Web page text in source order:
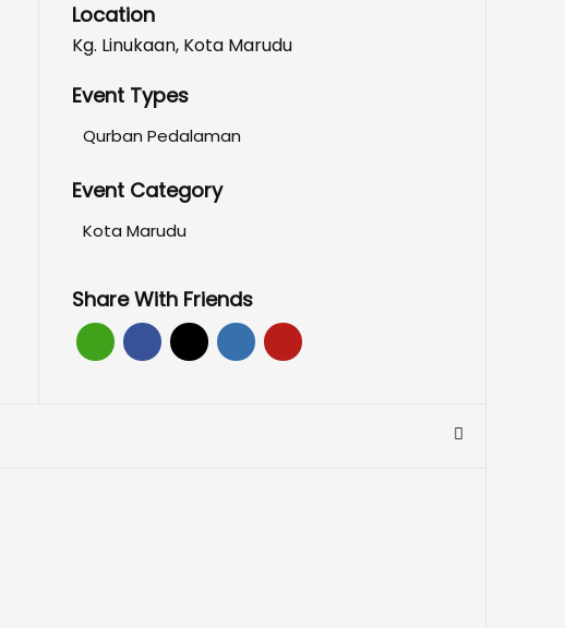
Location
Kg. Linukaan, Kota Marudu
Event Types
Qurban Pedalaman
Event Category
Kota Marudu
Share With Friends